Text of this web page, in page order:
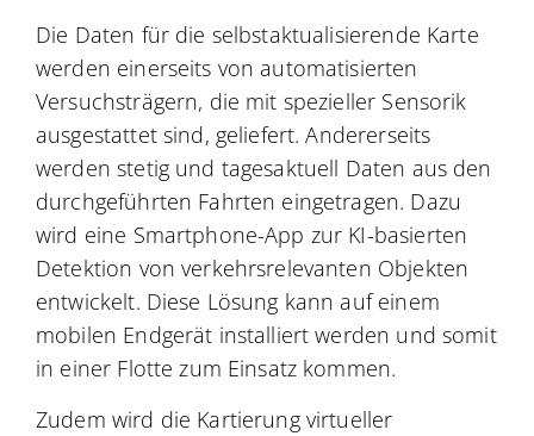
Die Daten für die selbstaktualisierende Karte
werden einerseits von automatisierten
Versuchsträgern, die mit spezieller Sensorik
ausgestattet sind, geliefert. Andererseits
werden stetig und tagesaktuell Daten aus den
durchgeführten Fahrten eingetragen. Dazu
wird eine Smartphone-App zur KI-basierten
Detektion von verkehrsrelevanten Objekten
entwickelt. Diese Lösung kann auf einem
mobilen Endgerät installiert werden und somit
in einer Flotte zum Einsatz kommen.
Zudem wird die Kartierung virtueller